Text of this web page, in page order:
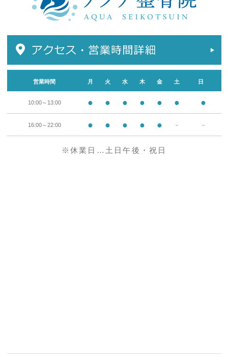
営業時間 月 火 水 木 金 土 日
10:00～13:00 ● ● ● ● ● ● ●
16:00～22:00 ● ● ● ● ● － －
※休業日…土日午後・祝日